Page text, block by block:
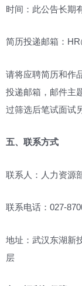
时间：此公告长期
简历投递邮箱：
请将应聘简历和作
投递邮箱，邮件主
过筛选后笔试面试
五、联系方式
联系人：人力资源
联系电话：027-
地址：武汉东湖新
层